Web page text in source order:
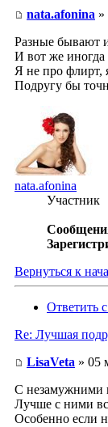
nata.afonina »
Разные бывают
И вот же иногда
Я не про флирт,
Подругу бы
nata.afonina
Участник
Вернуться к
Ответить
Re: Лучшая
LisaVeta » 05
С незамужними
Лучше с ними
Особенно если